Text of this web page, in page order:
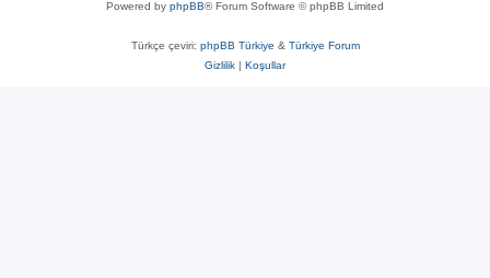
Powered by phpBB® Forum Software © phpBB Limited
Türkçe çeviri: phpBB Türkiye & Türkiye Forum
Gizlilik | Koşullar